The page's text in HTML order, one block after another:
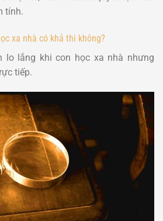
tính.
xa nhà có khả thi không?
lo lắng khi con học xa nhà nhưng
tiếp.